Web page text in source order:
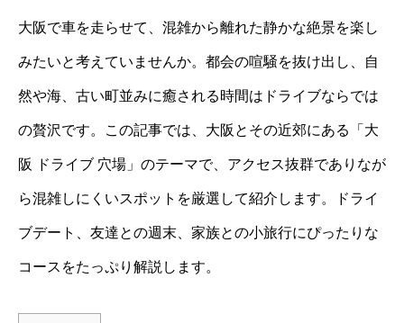
大阪で車を走らせて、混雑から離れた静かな絶景を楽し
みたいと考えていませんか。都会の喧騒を抜け出し、自
然や海、古い町並みに癒される時間はドライブならでは
の贅沢です。この記事では、大阪とその近郊にある「大
阪 ドライブ 穴場」のテーマで、アクセス抜群でありなが
ら混雑しにくいスポットを厳選して紹介します。ドライ
ブデート、友達との週末、家族との小旅行にぴったりな
コースをたっぷり解説します。